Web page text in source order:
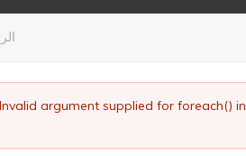
argument supplied for foreach() in